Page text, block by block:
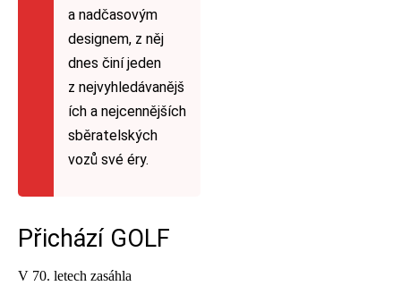
a nadčasovým
designem, z něj
dnes činí jeden
z nejvyhledávanějš
ích a nejcennějších
sběratelských
vozů své éry.
Přichází GOLF
V 70. letech zasáhla